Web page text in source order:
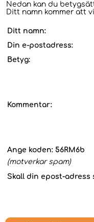
Nedan kan du
Ditt namn kommer att
Ditt namn:
Din e-postadress:
Betyg:
Kommentar:
Ange koden: 56RM6b
(motverkar spam)
Skall din epost-adress